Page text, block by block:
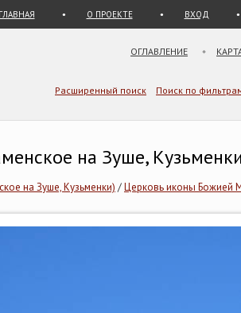
ГЛАВНАЯ О ПРОЕКТЕ ВХОД
ОГЛАВЛЕНИЕ
Расширенный поиск Поиск по
на Зуше,
на Зуше, Кузьменки) /Церковь иконы Божией